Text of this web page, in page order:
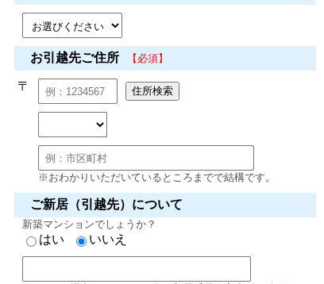
お引越先ご住所 【必須】
〒
※おわかりいただいているところまでで結構です。
ご新居（引越先）について
新築マンションでしょうか？
はい いいえ